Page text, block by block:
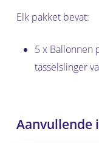
Elk pakket bevat:
5 x Ballonnen
tasselslinger
Aanvullende